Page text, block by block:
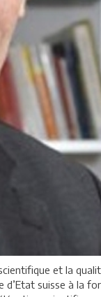
et la
suisse à la